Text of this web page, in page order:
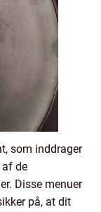
som inddrager
af de
Disse menuer
på, at dit